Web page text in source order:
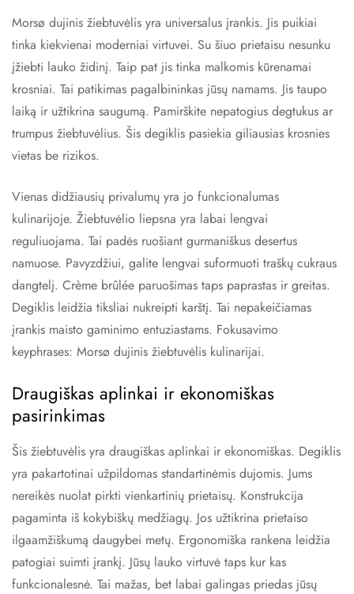
Morsø dujinis žiebtuvėlis yra universalus įrankis. Jis puikiai
tinka kiekvienai moderniai virtuvei. Su šiuo prietaisu nesunku
įžiebti lauko židinį. Taip pat jis tinka malkomis kūrenamai
krosniai. Tai patikimas pagalbininkas jūsų namams. Jis taupo
laiką ir užtikrina saugumą. Pamirškite nepatogius degtukus ar
trumpus žiebtuvėlius. Šis degiklis pasiekia giliausias krosnies
vietas be rizikos.
Vienas didžiausių privalumų yra jo funkcionalumas
kulinarijoje. Žiebtuvėlio liepsna yra labai lengvai
reguliuojama. Tai padės ruošiant gurmaniškus desertus
namuose. Pavyzdžiui, galite lengvai suformuoti traškų cukraus
dangtelį. Crème brûlée paruošimas taps paprastas ir greitas.
Degiklis leidžia tiksliai nukreipti karštį. Tai nepakeičiamas
įrankis maisto gaminimo entuziastams. Fokusavimo
keyphrases: Morsø dujinis žiebtuvėlis kulinarijai.
Draugiškas aplinkai ir ekonomiškas
pasirinkimas
Šis žiebtuvėlis yra draugiškas aplinkai ir ekonomiškas. Degiklis
yra pakartotinai užpildomas standartinėmis dujomis. Jums
nereikės nuolat pirkti vienkartinių prietaisų. Konstrukcija
pagaminta iš kokybiškų medžiagų. Jos užtikrina prietaiso
ilgaamžiškumą daugybei metų. Ergonomiška rankena leidžia
patogiai suimti įrankį. Jūsų lauko virtuvė taps kur kas
funkcionalesnė. Tai mažas, bet labai galingas priedas jūsų